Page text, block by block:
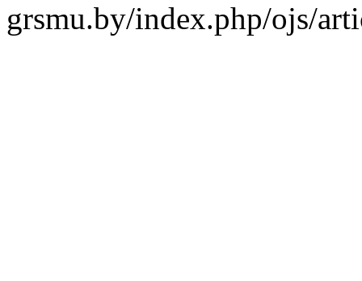
grsmu.by/index.php/ojs/